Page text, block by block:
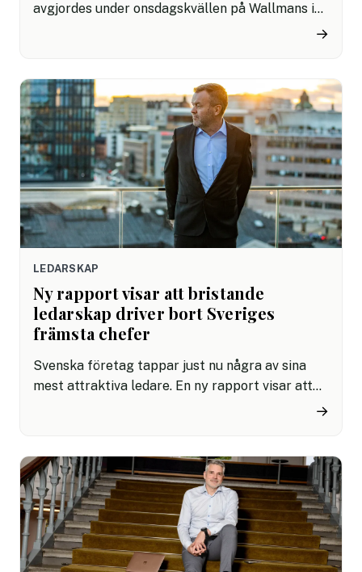
avgjordes under onsdagskvällen på Wallmans i
→
LEDARSKAP
Ny rapport visar att bristande
ledarskap driver bort Sveriges
främsta chefer
Svenska företag tappar just nu några av sina
mest attraktiva ledare. En ny rapport visar att
hade kunnat undvikas.
→